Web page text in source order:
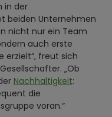
in der
beiden Unternehmen
nicht nur ein Team
auch erste
erzielt“, freut sich
„Ob
Nachhaltigkeit:
die
voran.“